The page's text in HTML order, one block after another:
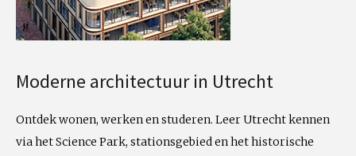
Moderne architectuur in Utrecht
Ontdek wonen, werken en studeren. Leer Utrecht kennen
via het Science Park, stationsgebied en het historische